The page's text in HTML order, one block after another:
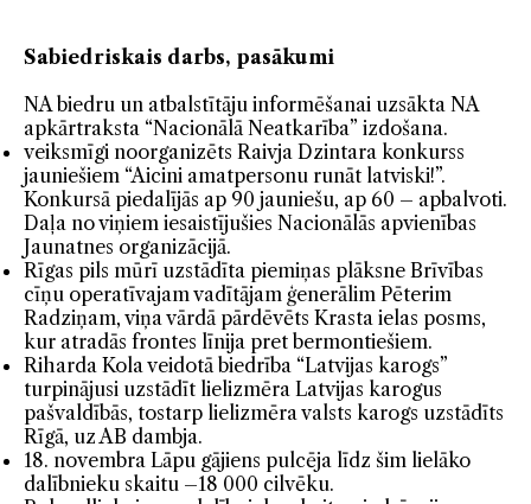
Sabiedriskais darbs, pasākumi
NA biedru un atbalstītāju informēšanai uzsākta NA
apkārtraksta “Nacionālā Neatkarība” izdošana.
veiksmīgi noorganizēts Raivja Dzintara konkurss
jauniešiem “Aicini amatpersonu runāt latviski!”.
Konkursā piedalījās ap 90 jauniešu, ap 60 – apbalvoti.
Daļa no viņiem iesaistījušies Nacionālās apvienības
Jaunatnes organizācijā.
Rīgas pils mūrī uzstādīta piemiņas plāksne Brīvības
cīņu operatīvajam vadītājam ģenerālim Pēterim
Radziņam, viņa vārdā pārdēvēts Krasta ielas posms,
kur atradās frontes līnija pret bermontiešiem.
Riharda Kola veidotā biedrība “Latvijas karogs”
turpinājusi uzstādīt lielizmēra Latvijas karogus
pašvaldībās, tostarp lielizmēra valsts karogs uzstādīts
Rīgā, uz AB dambja.
18. novembra Lāpu gājiens pulcēja līdz šim lielāko
dalībnieku skaitu –18 000 cilvēku.